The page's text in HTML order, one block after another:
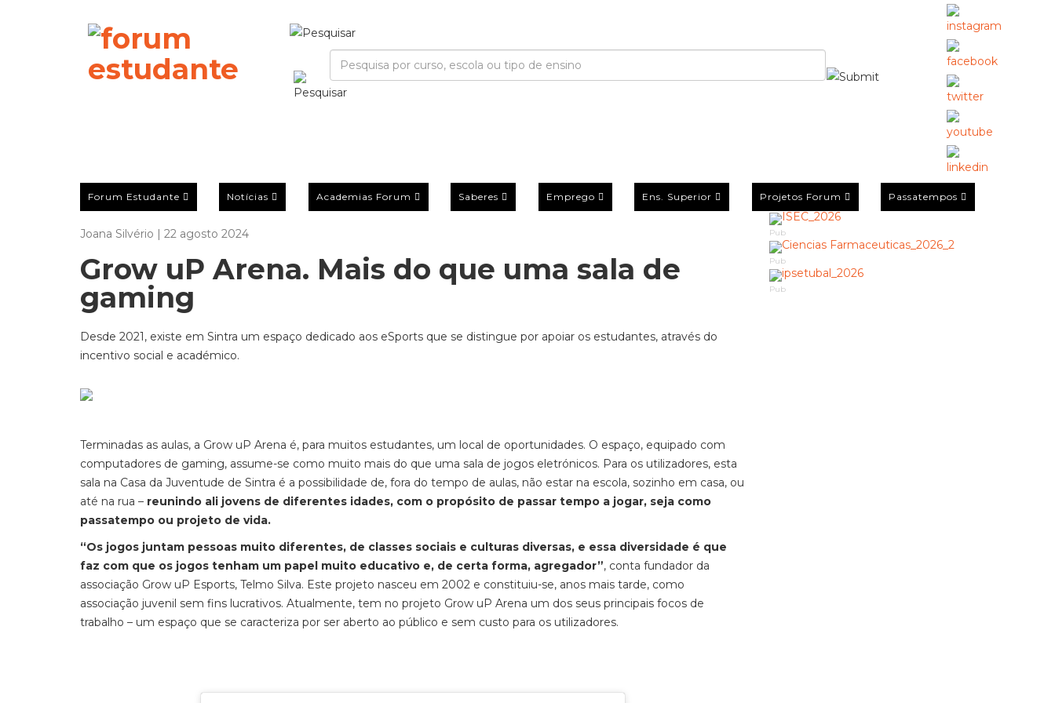
Forum Estudante Notícias Academias Forum Saberes Emprego Ens. Superior Projetos Forum Passatempos
Joana Silvério | 22 agosto 2024
Grow uP Arena. Mais do que uma sala de
gaming
Desde 2021, existe em Sintra um espaço dedicado aos eSports que se distingue por apoiar os estudantes, através do
incentivo social e académico.
Terminadas as aulas, a Grow uP Arena é, para muitos estudantes, um local de oportunidades. O espaço, equipado com
computadores de gaming, assume-se como muito mais do que uma sala de jogos eletrónicos. Para os utilizadores, esta
sala na Casa da Juventude de Sintra é a possibilidade de, fora do tempo de aulas, não estar na escola, sozinho em casa, ou
até na rua – reunindo ali jovens de diferentes idades, com o propósito de passar tempo a jogar, seja como
passatempo ou projeto de vida.
“Os jogos juntam pessoas muito diferentes, de classes sociais e culturas diversas, e essa diversidade é que
faz com que os jogos tenham um papel muito educativo e, de certa forma, agregador”, conta fundador da
associação Grow uP Esports, Telmo Silva. Este projeto nasceu em 2002 e constituiu-se, anos mais tarde, como
associação juvenil sem fins lucrativos. Atualmente, tem no projeto Grow uP Arena um dos seus principais focos de
trabalho – um espaço que se caracteriza por ser aberto ao público e sem custo para os utilizadores.
Pub
Pub
Pub